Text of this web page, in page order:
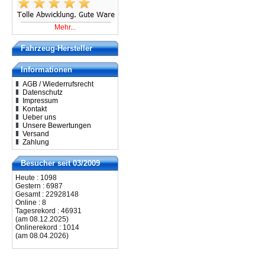
Mehr...
Fahrzeug-Hersteller
Informationen
AGB / Wiederrufsrecht
Datenschutz
Impressum
Kontakt
Ueber uns
Unsere Bewertungen
Versand
Zahlung
Besucher seit 03/2009
Heute : 1098
Gestern : 6987
Gesamt : 22928148
Online : 8
Tagesrekord : 46931
(am 08.12.2025)
Onlinerekord : 1014
(am 08.04.2026)